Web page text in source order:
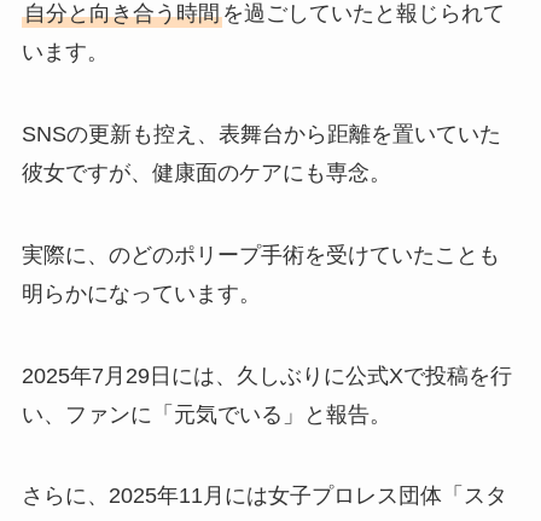
自分と向き合う時間を過ごしていたと報じられて
います。
SNSの更新も控え、表舞台から距離を置いていた
彼女ですが、健康面のケアにも専念。
実際に、のどのポリープ手術を受けていたことも
明らかになっています。
2025年7月29日には、久しぶりに公式Xで投稿を行
い、ファンに「元気でいる」と報告。
さらに、2025年11月には女子プロレス団体「スタ